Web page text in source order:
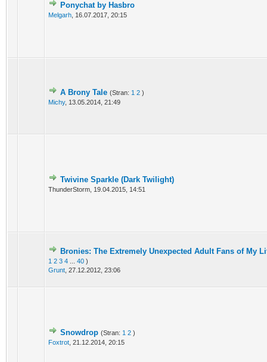
Ponychat by Hasbro
Melgarh 16.07.2017, 20:15
A Brony Tale (Stran: 1 2 )
Michy, 13.05.2014, 21:49
Twivine Sparkle (Dark Twilight)
ThunderStorm, 19.04.2015, 14:51
Bronies: The Extremely Unexpected Adult Fans of My
1 2 3 4 40 )
Grunt 27.12.2012, 23:06
Snowdrop (Stran: 1 2 )
Foxtrot 21.12.2014, 20:15